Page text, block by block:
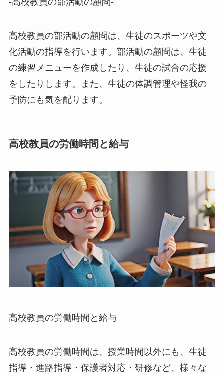
高校教員の部活動の顧問は、生徒のスポーツや文
化活動の指導を行います。部活動の顧問は、生徒
の練習メニューを作成したり、生徒の試合の応援
をしたりします。また、生徒の体調管理や怪我の
予防にも気を配ります。
高校教員の労働時間と給与
高校教員の労働時間と給与
高校教員の労働時間は、授業時間以外にも、生徒
指導・進路指導・保護者対応・研修など、様々な